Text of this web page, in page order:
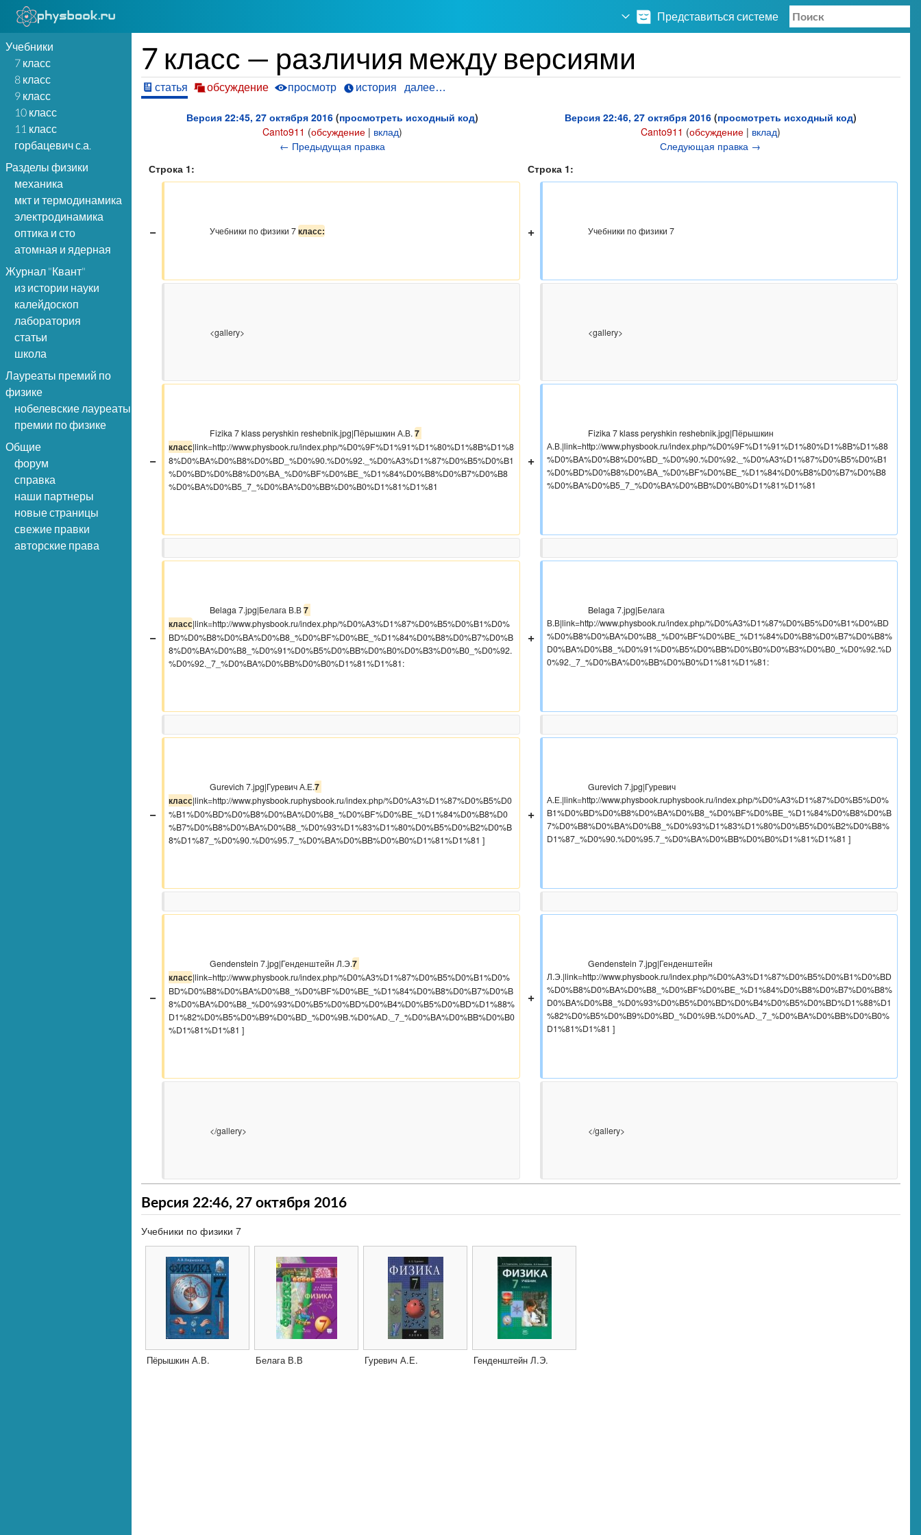
Представиться системе
Учебники
7 класс
8 класс
9 класс
10 класс
11 класс
горбацевич с.а.
Разделы физики
механика
мкт и термодинамика
электродинамика
оптика и сто
атомная и ядерная
Журнал "Квант"
из истории науки
калейдоскоп
лаборатория
статьи
школа
Лауреаты премий по
физике
нобелевские лауреаты
премии по физике
Общие
форум
справка
наши партнеры
новые страницы
свежие правки
авторские права
7 класс — различия между версиями
статья обсуждение просмотр история далее…
Версия 22:45, 27 октября 2016 (просмотреть исходный код)
Canto911 (обсуждение| вклад)
← Предыдущая правка
Версия 22:46, 27 октября 2016 (просмотреть исходный код)
Canto911 (обсуждение| вклад)
Следующая правка →
Строка 1:
Строка 1:
−
                    Учебники по физики 7
класс: +
                    Учебники по физики 7
−
                    Fizika 7 klass peryshkin reshebnik.jpg|Пёрышкин А.В.
7
класс|link=http://www.physbook.ru/index.php/%D0%9F%D1%91%D1%80%D1%8B%D1%8
8%D0%BA%D0%B8%D0%BD_%D0%90.%D0%92._%D0%A3%D1%87%D0%B5%D0%B1
%D0%BD%D0%B8%D0%BA_%D0%BF%D0%BE_%D1%84%D0%B8%D0%B7%D0%B8
%D0%BA%D0%B5_7_%D0%BA%D0%BB%D0%B0%D1%81%D1%81
+
А.В.|link=http://www.physbook.ru/index.php/%D0%9F%D1%91%D1%80%D1%8B%D1%88
%D0%BA%D0%B8%D0%BD_%D0%90.%D0%92._%D0%A3%D1%87%D0%B5%D0%B1
%D0%BD%D0%B8%D0%BA_%D0%BF%D0%BE_%D1%84%D0%B8%D0%B7%D0%B8
%D0%BA%D0%B5_7_%D0%BA%D0%BB%D0%B0%D1%81%D1%81
−
                    Belaga 7.jpg|Белага В.В
7
класс|link=http://www.physbook.ru/index.php/%D0%A3%D1%87%D0%B5%D0%B1%D0%
BD%D0%B8%D0%BA%D0%B8_%D0%BF%D0%BE_%D1%84%D0%B8%D0%B7%D0%B
8%D0%BA%D0%B8_%D0%91%D0%B5%D0%BB%D0%B0%D0%B3%D0%B0_%D0%92.
%D0%92._7_%D0%BA%D0%BB%D0%B0%D1%81%D1%81:
+
В.В|link=http://www.physbook.ru/index.php/%D0%A3%D1%87%D0%B5%D0%B1%D0%BD
%D0%B8%D0%BA%D0%B8_%D0%BF%D0%BE_%D1%84%D0%B8%D0%B7%D0%B8%
D0%BA%D0%B8_%D0%91%D0%B5%D0%BB%D0%B0%D0%B3%D0%B0_%D0%92.%D
0%92._7_%D0%BA%D0%BB%D0%B0%D1%81%D1%81:
−
                    Gurevich 7.jpg|Гуревич А.Е.
7
класс|link=http://www.physbook.ruphysbook.ru/index.php/%D0%A3%D1%87%D0%B5%D0
%B1%D0%BD%D0%B8%D0%BA%D0%B8_%D0%BF%D0%BE_%D1%84%D0%B8%D0
%B7%D0%B8%D0%BA%D0%B8_%D0%93%D1%83%D1%80%D0%B5%D0%B2%D0%B
8%D1%87_%D0%90.%D0%95.7_%D0%BA%D0%BB%D0%B0%D1%81%D1%81 ]
+
                    Gurevich 7.jpg|Гуревич
А.Е.|link=http://www.physbook.ruphysbook.ru/index.php/%D0%A3%D1%87%D0%B5%D0%
B1%D0%BD%D0%B8%D0%BA%D0%B8_%D0%BF%D0%BE_%D1%84%D0%B8%D0%B
7%D0%B8%D0%BA%D0%B8_%D0%93%D1%83%D1%80%D0%B5%D0%B2%D0%B8%
D1%87_%D0%90.%D0%95.7_%D0%BA%D0%BB%D0%B0%D1%81%D1%81 ]
−
                    Gendenstein 7.jpg|Генденштейн Л.Э.
7
класс|link=http://www.physbook.ru/index.php/%D0%A3%D1%87%D0%B5%D0%B1%D0%
BD%D0%B8%D0%BA%D0%B8_%D0%BF%D0%BE_%D1%84%D0%B8%D0%B7%D0%B
8%D0%BA%D0%B8_%D0%93%D0%B5%D0%BD%D0%B4%D0%B5%D0%BD%D1%88%
D1%82%D0%B5%D0%B9%D0%BD_%D0%9B.%D0%AD._7_%D0%BA%D0%BB%D0%B0
%D1%81%D1%81 ]
+
                    Gendenstein 7.jpg|Генденштейн
Л.Э.|link=http://www.physbook.ru/index.php/%D0%A3%D1%87%D0%B5%D0%B1%D0%BD
%D0%B8%D0%BA%D0%B8_%D0%BF%D0%BE_%D1%84%D0%B8%D0%B7%D0%B8%
D0%BA%D0%B8_%D0%93%D0%B5%D0%BD%D0%B4%D0%B5%D0%BD%D1%88%D1
%82%D0%B5%D0%B9%D0%BD_%D0%9B.%D0%AD._7_%D0%BA%D0%BB%D0%B0%
D1%81%D1%81 ]
Версия 22:46, 27 октября 2016
Учебники по физики 7
Пёрышкин А.В. Белага В.В Гуревич А.Е. Генденштейн Л.Э.